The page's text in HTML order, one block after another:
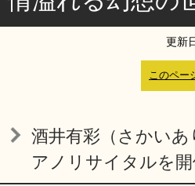
創業・産業・ビジネス
RSS
更新
このペー
酒井有彩（さかい
アノリサイタルを